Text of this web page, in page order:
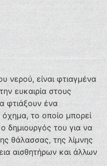
νερού, είναι φτιαγμένα
ευκαιρία στους
φτιάξουν ένα
όχημα, το οποίο μπορεί
δημιουργός του για να
θάλασσας, της λίμνης
αισθητήρων και άλλων